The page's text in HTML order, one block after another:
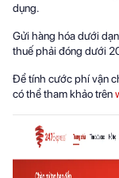
dụng.
Gửi hàng hóa dưới
thuế phải đóng dưới
Để tính cước phí vận
có thể tham khảo trên